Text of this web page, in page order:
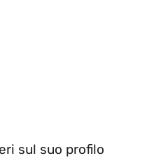
sul suo profilo